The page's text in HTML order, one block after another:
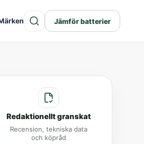
Jämför batterier
Redaktionellt granskat
Recension, tekniska data
och köpråd